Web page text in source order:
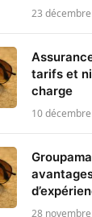
23
tarifs et
charge
10
28